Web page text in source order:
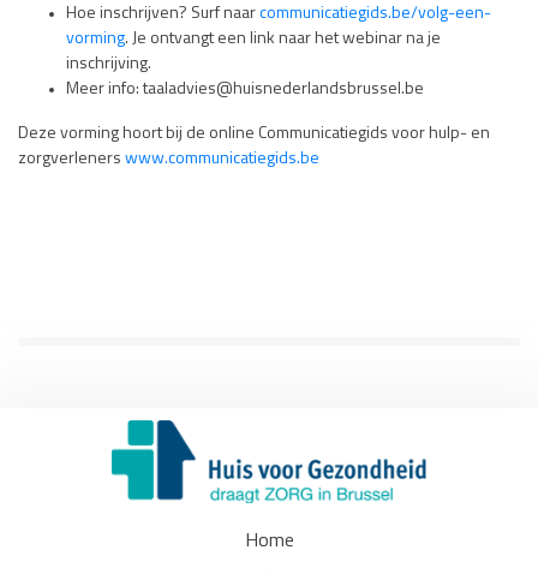
Hoe inschrijven? Surf naar communicatiegids.be/volg-een-
vorming. Je ontvangt een link naar het webinar na je
inschrijving.
Meer info: taaladvies@huisnederlandsbrussel.be
Deze vorming hoort bij de online Communicatiegids voor hulp- en
zorgverleners www.communicatiegids.be
Home